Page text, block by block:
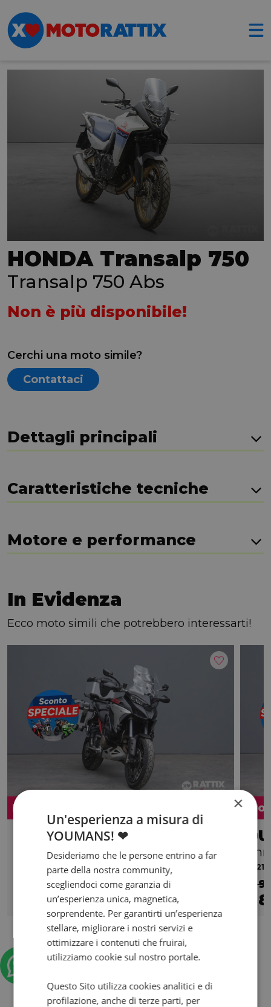
HONDA Transalp 750
Transalp 750 Abs
Non è più disponibile!
Cerchi una moto simile?
Contattaci
Dettagli principali
Caratteristiche tecniche
Motore e performance
In Evidenza
Ecco moto simili che potrebbero interessarti!
Promo
DUCATI Multistrada V4
1160 Rally Matt Black&Brushed Aluminium Full Adventure my23
2023 | 21451 km | 1158 cc | 170 Hp | 125 Kw
€ 19.500
18.500 €303
2021
€
×
Un'esperienza a misura di
YOUMANS! ❤
Desideriamo che le persone entrino a far
parte della nostra community,
scegliendoci come garanzia di
un’esperienza unica, magnetica,
sorprendente. Per garantirti un’esperienza
stellare, migliorare i nostri servizi e
ottimizzare i contenuti che fruirai,
utilizziamo cookie sul nostro portale.
Questo Sito utilizza cookies analitici e di
profilazione, anche di terze parti, per